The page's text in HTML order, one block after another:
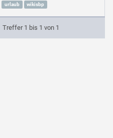
urlaub
wikisbp
Treffer 1 bis 1 von 1